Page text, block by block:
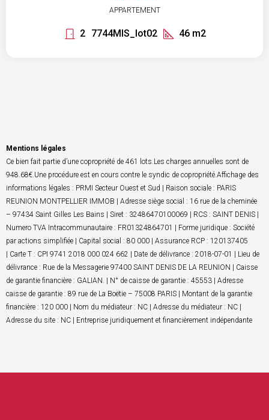
APPARTEMENT
2 7744MIS_lot02 46 m2
Mentions légales
Ce bien fait partie d’une copropriété de 461 lots.Les charges annuelles sont de
948.68€.Une procédure est en cours contre le syndic de copropriété.Affichage des
informations légales : PRMI Secteur Ouest et Sud | Raison sociale : PARIS
REUNION MONTPELLIER IMMOB | Adresse siège social : 16 rue de la cheminée
– 97434 Saint Gilles Les Bains | Siret : 32486470100069 | RCS : SAINT DENIS |
Numero TVA Intracommunautaire : FR01324864701 | Forme juridique : Société
par actions simplifiée | Capital social : 80 000 | Assurance RCP : 120137405
| Carte T : CPI 9741 2018 000 024 662 | Date de délivrance : 2018-07-01 | Lieu de
délivrance : Rue de la Messagerie 97400 SAINT DENIS DE LA REUNION | Caisse
de garantie financière : GALIAN. | N° de caisse de garantie : 45553 | Adresse
caisse de garantie : 89 rue de La Boëtie – 75008 PARIS | Montant de la garantie
financière : 120 000 | Nom du médiateur : NC | Adresse du médiateur : NC |
Adresse du site : NC | Entreprise juridiquement et financièrement indépendante